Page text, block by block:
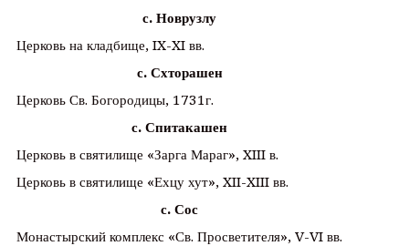
с. Новрузлу
Церковь на кладбище, IX-XI вв.
с. Схторашен
Церковь Св. Богородицы, 1731г.
с. Спитакашен
Церковь в святилище «Зарга Мараг», XIII в.
Церковь в святилище «Ехцу хут», XII-XIII вв.
с. Сос
Монастырский комплекс «Св. Просветителя», V-VI вв.